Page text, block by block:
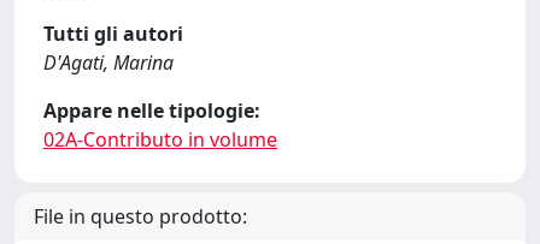
Tutti gli autori
D'Agati, Marina
Appare nelle tipologie:
02A-Contributo in volume
File in questo prodotto: